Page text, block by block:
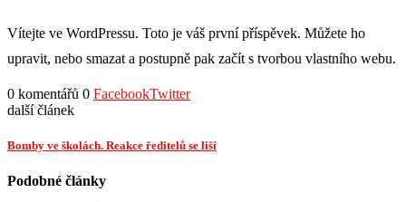
Vítejte ve WordPressu. Toto je váš první příspěvek. Můžete ho
upravit, nebo smazat a postupně pak začít s tvorbou vlastního webu.
0 komentářů 0 FacebookTwitter
další článek
Bomby ve školách. Reakce ředitelů se liší
Podobné články